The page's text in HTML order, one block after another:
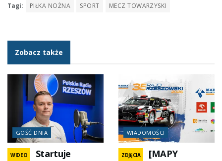
Tagi: PIŁKA NOŻNA SPORT MECZ TOWARZYSKI
Zobacz także
GOŚĆ DNIA
WIDEO
Startuje
WIADOMOŚCI
ZDJĘCIA
[MAPY